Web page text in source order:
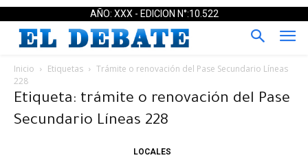
AÑO: XXX - EDICION N°:10.522
Inicio Etiquetas
Trámite o renovación del Pase Secundario Líneas
228
Etiqueta: trámite o renovación del Pase
Secundario Líneas 228
LOCALES